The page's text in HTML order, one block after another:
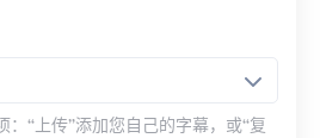
：“上传”添加您自己的字幕，或“复